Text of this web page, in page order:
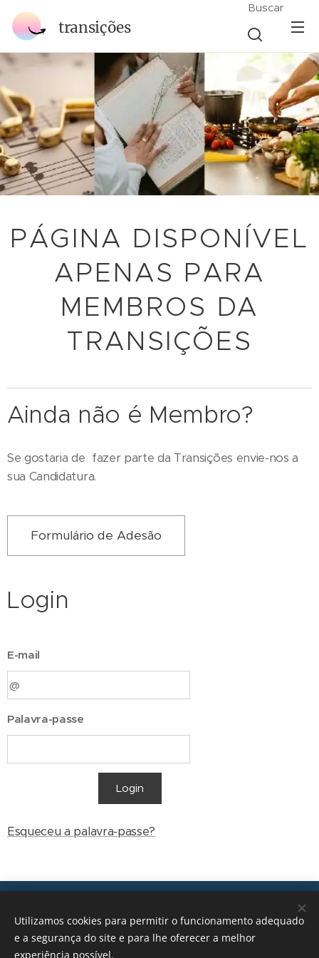
transições
Buscar
PÁGINA DISPONÍVEL
APENAS PARA
MEMBROS DA
TRANSIÇÕES
Ainda não é Membro?
Se gostaria de fazer parte da Transições envie-nos a
sua Candidatura.
Formulário de Adesão
Login
E-mail
Palavra-passe
Login
Esqueceu a palavra-passe?
geral@transicoes.pt
Utilizamos cookies para permitir o funcionamento adequado
e a segurança do site e para lhe oferecer a melhor
experiência possível.